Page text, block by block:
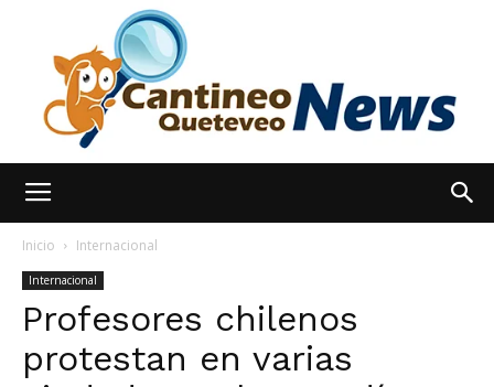
Noticias
Inicio Internacional
Internacional
Profesores chilenos
protestan en varias